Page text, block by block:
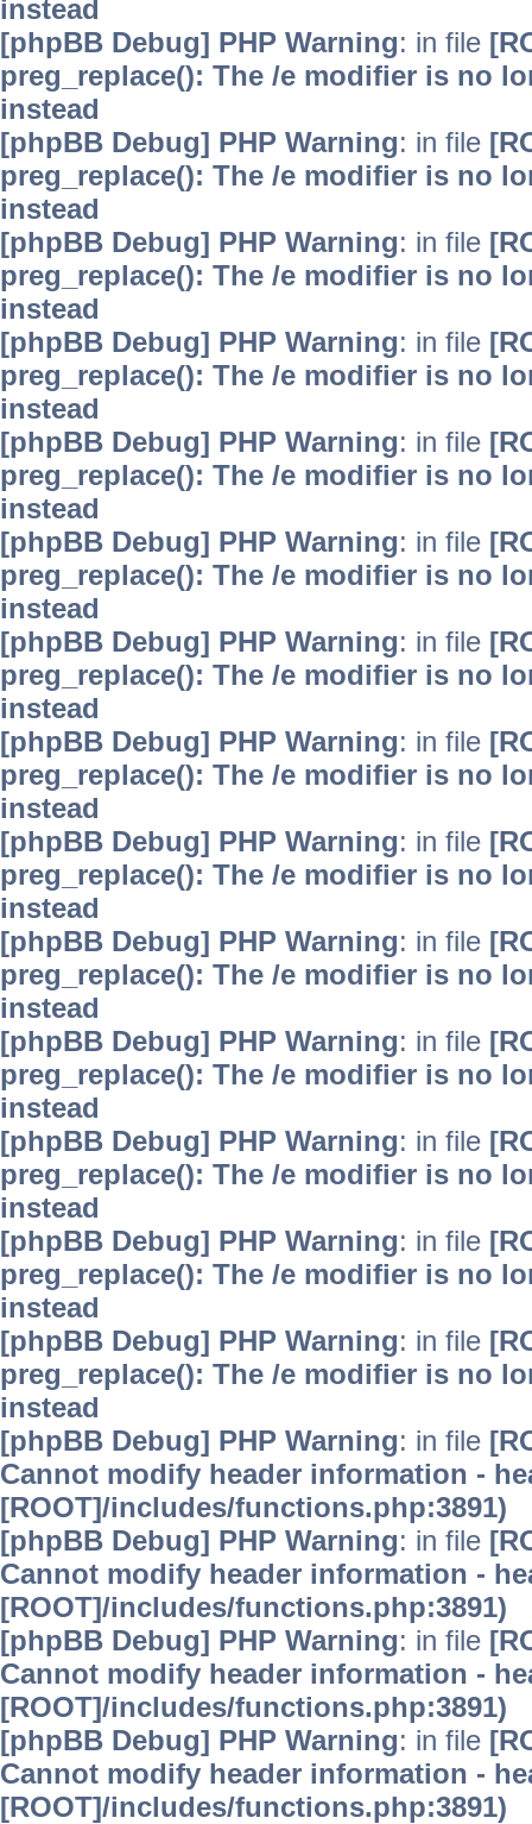
instead
[phpBB Debug] PHP Warning: in file
preg_replace(): The /e modifier is no
instead
[phpBB Debug] PHP Warning: in file
preg_replace(): The /e modifier is no
instead
[phpBB Debug] PHP Warning: in file
preg_replace(): The /e modifier is no
instead
[phpBB Debug] PHP Warning: in file
preg_replace(): The /e modifier is no
instead
[phpBB Debug] PHP Warning: in file
preg_replace(): The /e modifier is no
instead
[phpBB Debug] PHP Warning: in file
preg_replace(): The /e modifier is no
instead
[phpBB Debug] PHP Warning: in file
preg_replace(): The /e modifier is no
instead
[phpBB Debug] PHP Warning: in file
preg_replace(): The /e modifier is no
instead
[phpBB Debug] PHP Warning: in file
preg_replace(): The /e modifier is no
instead
[phpBB Debug] PHP Warning: in file
preg_replace(): The /e modifier is no
instead
[phpBB Debug] PHP Warning: in file
preg_replace(): The /e modifier is no
instead
[phpBB Debug] PHP Warning: in file
preg_replace(): The /e modifier is no
instead
[phpBB Debug] PHP Warning: in file
preg_replace(): The /e modifier is no
instead
[phpBB Debug] PHP Warning: in file
preg_replace(): The /e modifier is no
instead
[phpBB Debug] PHP Warning: in file
Cannot modify header information -
[ROOT]/includes/functions.php:3891)
[phpBB Debug] PHP Warning: in file
Cannot modify header information -
[ROOT]/includes/functions.php:3891)
[phpBB Debug] PHP Warning: in file
Cannot modify header information -
[ROOT]/includes/functions.php:3891)
[phpBB Debug] PHP Warning: in file
Cannot modify header information -
[ROOT]/includes/functions.php:3891)